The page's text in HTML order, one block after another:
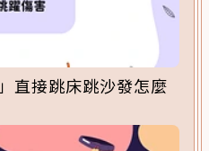
直接跳床跳沙發怎麼